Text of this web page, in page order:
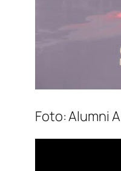
Foto: Alumni